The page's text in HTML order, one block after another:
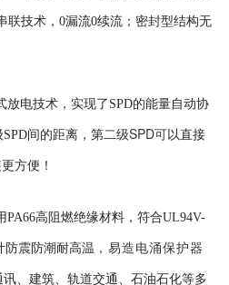
联技术，0漏流0续流；密封型结构无
放电技术，实现了SPD的能量自动协
间的距离，第二级SPD可以直接
方便！
PA66高阻燃绝缘材料，符合UL94V-
防震防潮耐高温 ，易造电涌保护器
、建筑、轨道交通、石油石化等多